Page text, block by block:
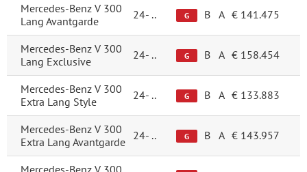
Mercedes-Benz V 300
Lang Avantgarde
24- .. G B A € 141.475
Mercedes-Benz V 300
Lang Exclusive
24- .. G B A € 158.454
Mercedes-Benz V 300
Extra Lang Style
24- .. G B A € 133.883
Mercedes-Benz V 300
Extra Lang Avantgarde 24- .. G B A € 143.957
Mercedes-Benz V 300